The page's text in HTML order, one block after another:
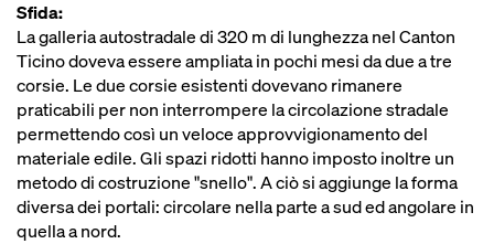
Sfida:
La galleria autostradale di 320 m di lunghezza nel Canton
Ticino doveva essere ampliata in pochi mesi da due a tre
corsie. Le due corsie esistenti dovevano rimanere
praticabili per non interrompere la circolazione stradale
permettendo così un veloce approvvigionamento del
materiale edile. Gli spazi ridotti hanno imposto inoltre un
metodo di costruzione "snello". A ciò si aggiunge la forma
diversa dei portali: circolare nella parte a sud ed angolare in
quella a nord.